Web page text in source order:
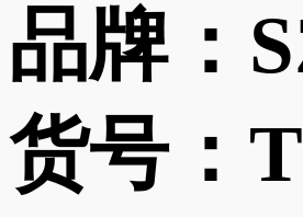
品牌：
货号：